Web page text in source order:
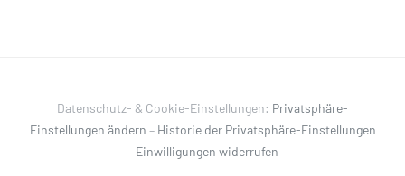
Datenschutz- & Cookie-Einstellungen: Privatsphäre-
Einstellungen ändern – Historie der Privatsphäre-Einstellungen
– Einwilligungen widerrufen